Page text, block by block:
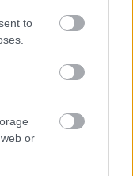
to
or
így a
a
és sajnos olyan is
fel a vásárlók
odafigyelni, a